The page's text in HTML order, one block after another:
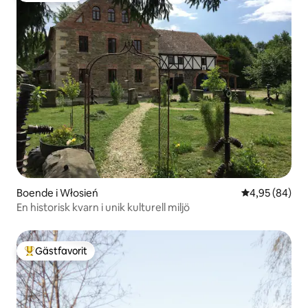
Boende i Włosień 4,95 av 5 i
4,95 (84)
En historisk kvarn i unik kulturell miljö
Populär gästfavorit
Gästfavorit